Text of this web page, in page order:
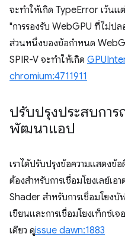
จะทำให้เกิด TypeError เว้น
"การรองรับ WebGPU ที่ไม่ป
ส่วนหนึ่งของข้อกำหนด
SPIR-V จะทำให้เกิด
chromium:4711911
ปรับปรุงประสบการ
พัฒนาแอป
เราได้ปรับปรุงข้อความแสดงข้
ต้องสำหรับการเชื่อมโยงเลย์เ
Shader สำหรับการเชื่อมโยง
เขียนและการเชื่อมโยงเท็กซ์
เดียว ดูissue dawn:1883